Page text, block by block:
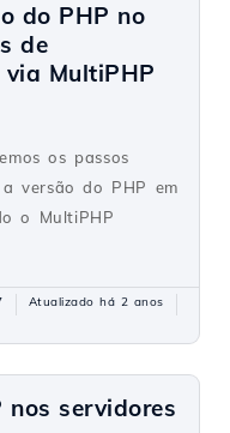
do PHP no
de
via MultiPHP
os passos
versão do PHP em
o MultiPHP
Atualizado há 2 anos
nos servidores